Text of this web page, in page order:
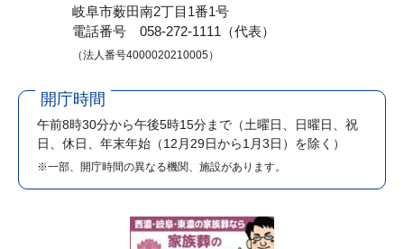
岐阜市薮田南2丁目1番1号
電話番号 058-272-1111（代表）
（法人番号4000020210005）
開庁時間
午前8時30分から午後5時15分まで （土曜日、日曜日、祝
日、休日、年末年始（12月29日から1月3日）を除く）
※一部、開庁時間の異なる機関、施設があります。